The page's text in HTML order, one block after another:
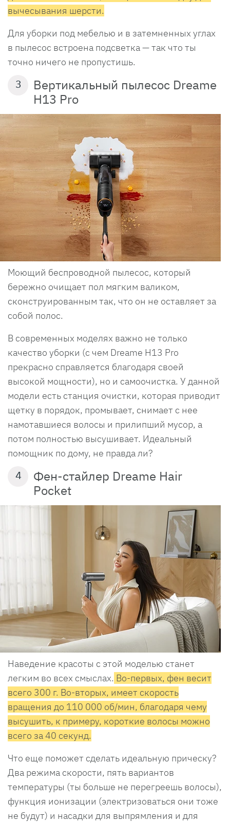
вычесывания шерсти.
Для уборки под мебелью и в затемненных углах
в пылесос встроена подсветка — так что ты
точно ничего не пропустишь.
3
Вертикальный пылесос Dreame
H13 Pro
Моющий беспроводной пылесос, который
бережно очищает пол мягким валиком,
сконструированным так, что он не оставляет за
собой полос.
В современных моделях важно не только
качество уборки (с чем Dreame H13 Pro
прекрасно справляется благодаря своей
высокой мощности), но и самоочистка. У данной
модели есть станция очистки, которая приводит
щетку в порядок, промывает, снимает с нее
намотавшиеся волосы и прилипший мусор, а
потом полностью высушивает. Идеальный
помощник по дому, не правда ли?
4
Фен-стайлер Dreame Hair
Pocket
Наведение красоты с этой моделью станет
легким во всех смыслах. Во-первых, фен весит
всего 300 г. Во-вторых, имеет скорость
вращения до 110 000 об/мин, благодаря чему
высушить, к примеру, короткие волосы можно
всего за 40 секунд.
Что еще поможет сделать идеальную прическу?
Два режима скорости, пять вариантов
температуры (ты больше не перегреешь волосы),
функция ионизации (электризоваться они тоже
не будут) и насадки для выпрямления и для